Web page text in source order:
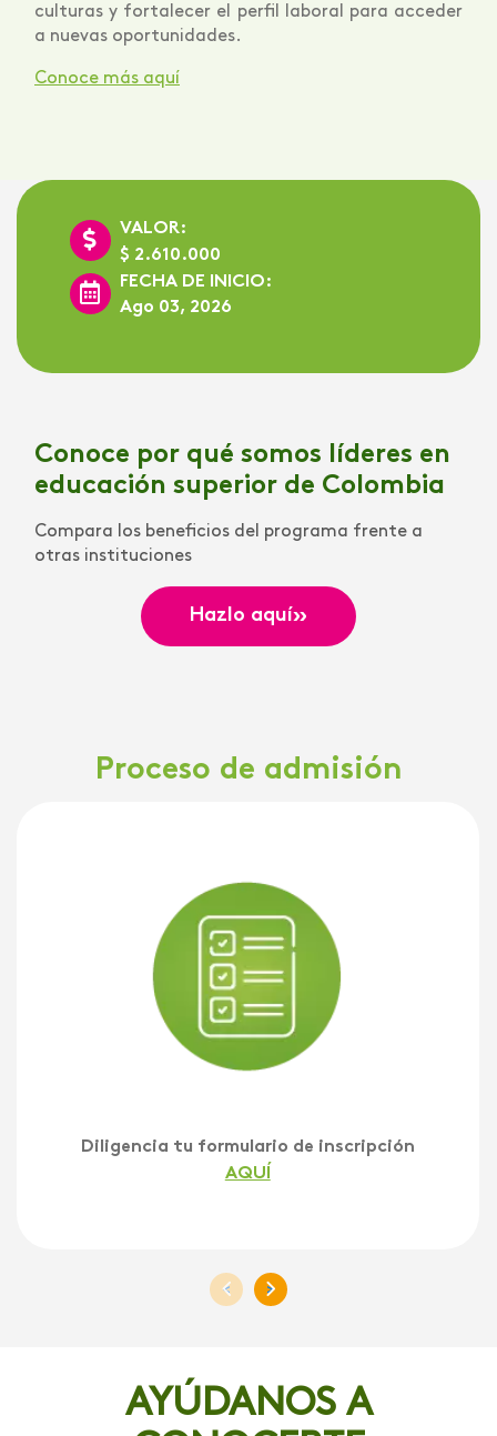
culturas y fortalecer el perfil laboral para acceder
a nuevas oportunidades.
Conoce más aquí
VALOR:
$ 2.610.000
FECHA DE INICIO:
Ago 03, 2026
Conoce por qué somos líderes en
educación superior de Colombia
Compara los beneficios del programa frente a
otras instituciones
Hazlo aquí»
Proceso de admisión
Diligencia tu formulario de inscripción
AQUÍ
< >
AYÚDANOS A